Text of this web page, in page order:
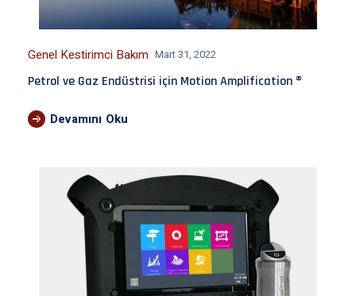
Genel Kestirimci Bakım Mart 31, 2022
Petrol ve Gaz Endüstrisi için Motion Amplification ®
Devamını Oku